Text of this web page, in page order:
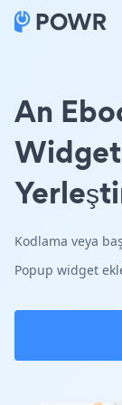
An
Kodlama veya
Popup widget